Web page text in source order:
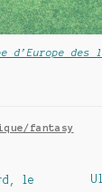
d’Europe des
fantasy
le